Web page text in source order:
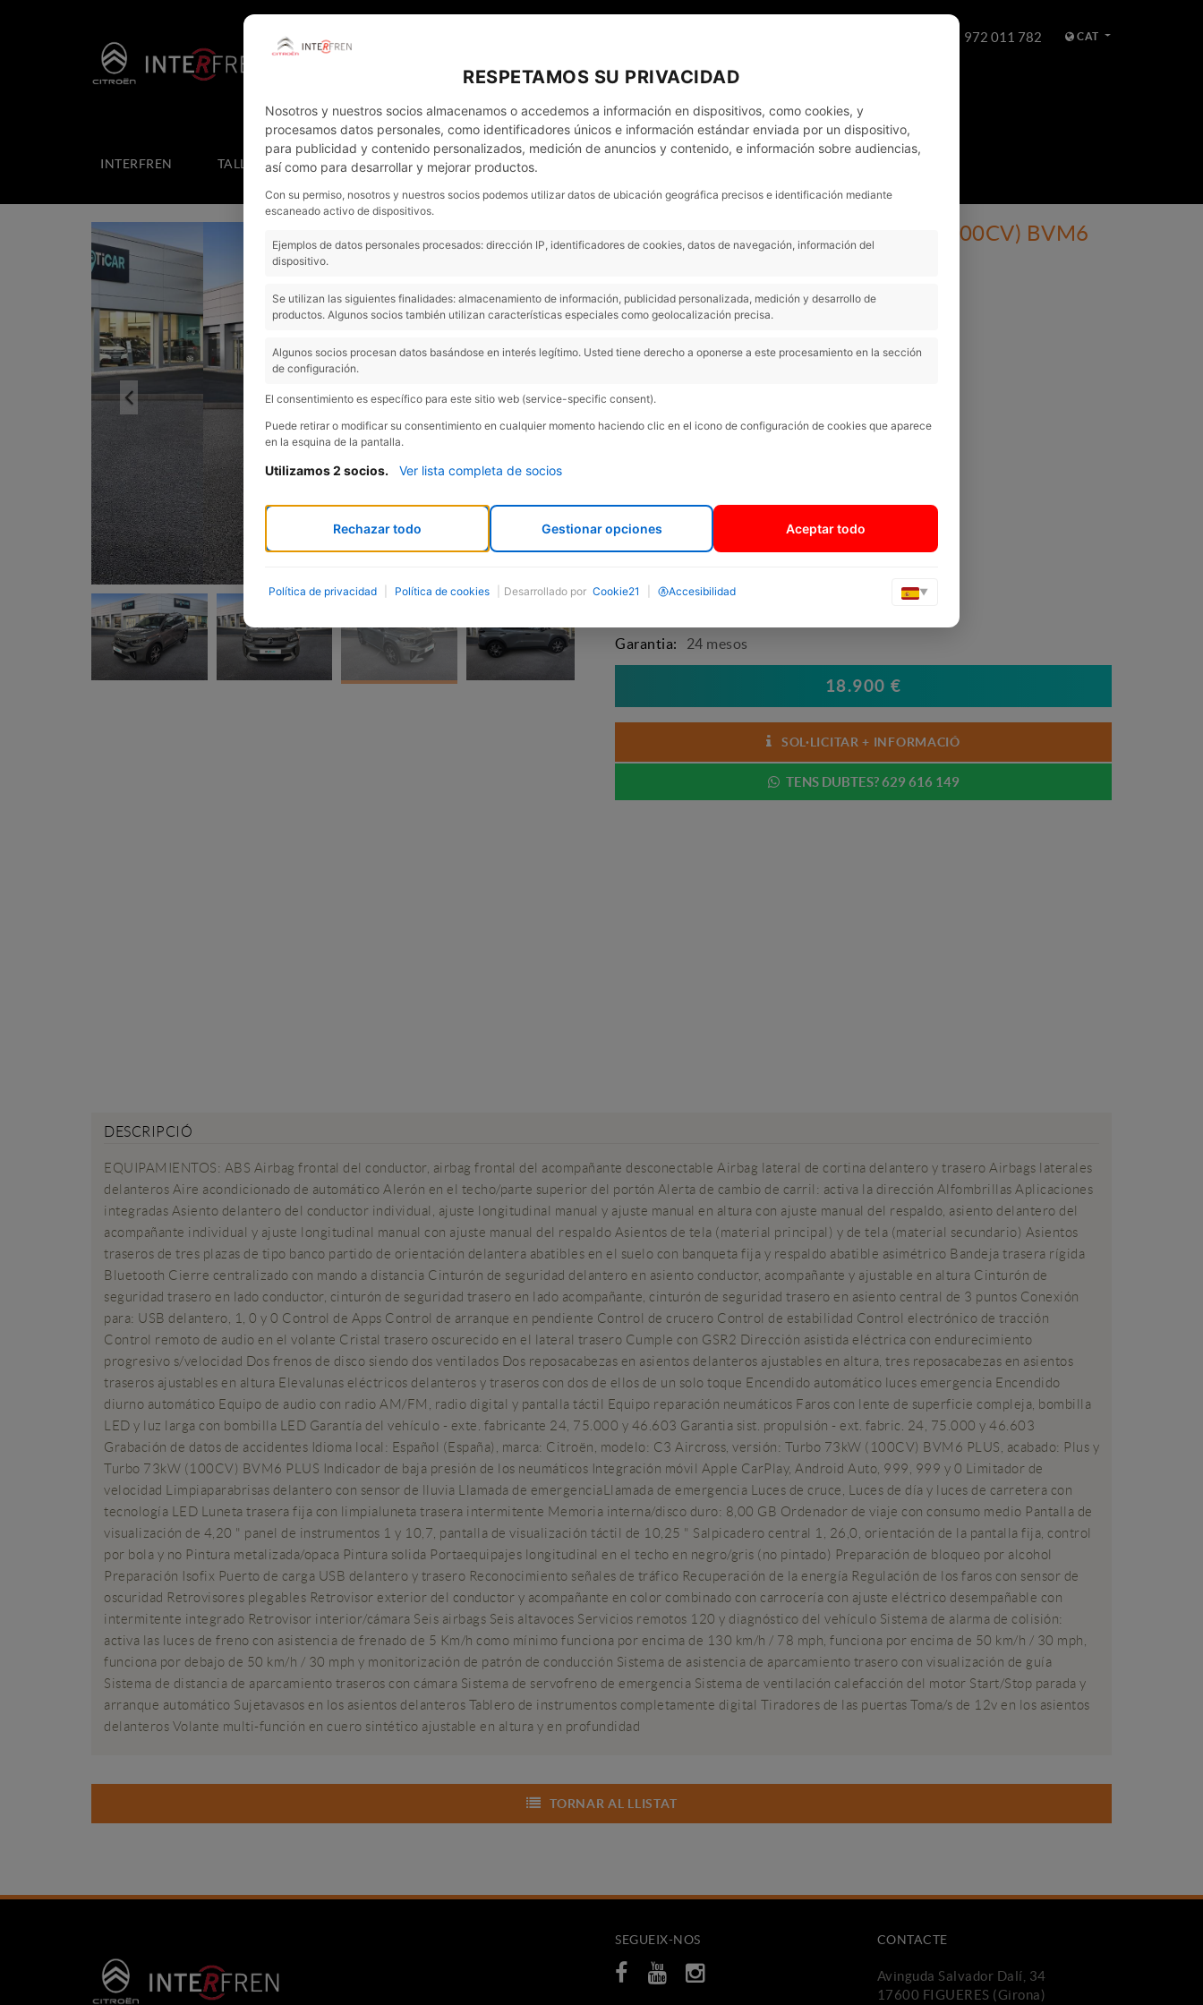
CAT
972 011 782
INTERFREN TALLER COTXES NOUS EMPRESES
Previous Next
Citroën C3 Aircross Turbo 73kW (100CV) BVM6
Plus
Gris
Plus
Any: 2025
Km: 19818
Cilindrada: 1199 c.c.
Garantia:
24 mesos
18.900 €
SOL·LICITAR + INFORMACIÓ
TENS DUBTES? 629 616 149
DESCRIPCIÓ
EQUIPAMIENTOS: ABS Airbag frontal del conductor, airbag frontal del acompañante desconectable Airbag lateral de cortina delantero y trasero Airbags laterales
delanteros Aire acondicionado de automático Alerón en el techo/parte superior del portón Alerta de cambio de carril: activa la dirección Alfombrillas Aplicaciones
integradas Asiento delantero del conductor individual, ajuste longitudinal manual y ajuste manual en altura con ajuste manual del respaldo, asiento delantero del
acompañante individual y ajuste longitudinal manual con ajuste manual del respaldo Asientos de tela (material principal) y de tela (material secundario) Asientos
traseros de tres plazas de tipo banco partido de orientación delantera abatibles en el suelo con banqueta fija y respaldo abatible asimétrico Bandeja trasera rígida
Bluetooth Cierre centralizado con mando a distancia Cinturón de seguridad delantero en asiento conductor, acompañante y ajustable en altura Cinturón de
seguridad trasero en lado conductor, cinturón de seguridad trasero en lado acompañante, cinturón de seguridad trasero en asiento central de 3 puntos Conexión
para: USB delantero, 1, 0 y 0 Control de Apps Control de arranque en pendiente Control de crucero Control de estabilidad Control electrónico de tracción
Control remoto de audio en el volante Cristal trasero oscurecido en el lateral trasero Cumple con GSR2 Dirección asistida eléctrica con endurecimiento
progresivo s/velocidad Dos frenos de disco siendo dos ventilados Dos reposacabezas en asientos delanteros ajustables en altura, tres reposacabezas en asientos
traseros ajustables en altura Elevalunas eléctricos delanteros y traseros con dos de ellos de un solo toque Encendido automático luces emergencia Encendido
diurno automático Equipo de audio con radio AM/FM, radio digital y pantalla táctil Equipo reparación neumáticos Faros con lente de superficie compleja, bombilla
LED y luz larga con bombilla LED Garantía del vehículo - exte. fabricante 24, 75.000 y 46.603 Garantia sist. propulsión - ext. fabric. 24, 75.000 y 46.603
Grabación de datos de accidentes Idioma local: Español (España), marca: Citroën, modelo: C3 Aircross, versión: Turbo 73kW (100CV) BVM6 PLUS, acabado: Plus y
Turbo 73kW (100CV) BVM6 PLUS Indicador de baja presión de los neumáticos Integración móvil Apple CarPlay, Android Auto, 999, 999 y 0 Limitador de
velocidad Limpiaparabrisas delantero con sensor de lluvia Llamada de emergenciaLlamada de emergencia Luces de cruce, Luces de día y luces de carretera con
tecnología LED Luneta trasera fija con limpialuneta trasera intermitente Memoria interna/disco duro: 8,00 GB Ordenador de viaje con consumo medio Pantalla de
visualización de 4,20 " panel de instrumentos 1 y 10,7, pantalla de visualización táctil de 10,25 " Salpicadero central 1, 26,0, orientación de la pantalla fija, control
por bola y no Pintura metalizada/opaca Pintura solida Portaequipajes longitudinal en el techo en negro/gris (no pintado) Preparación de bloqueo por alcohol
Preparación Isofix Puerto de carga USB delantero y trasero Reconocimiento señales de tráfico Recuperación de la energía Regulación de los faros con sensor de
oscuridad Retrovisores plegables Retrovisor exterior del conductor y acompañante en color combinado con carrocería con ajuste eléctrico desempañable con
intermitente integrado Retrovisor interior/cámara Seis airbags Seis altavoces Servicios remotos 120 y diagnóstico del vehículo Sistema de alarma de colisión:
activa las luces de freno con asistencia de frenado de 5 Km/h como mínimo funciona por encima de 130 km/h / 78 mph, funciona por encima de 50 km/h / 30 mph,
funciona por debajo de 50 km/h / 30 mph y monitorización de patrón de conducción Sistema de asistencia de aparcamiento trasero con visualización de guía
Sistema de distancia de aparcamiento traseros con cámara Sistema de servofreno de emergencia Sistema de ventilación calefacción del motor Start/Stop parada y
arranque automático Sujetavasos en los asientos delanteros Tablero de instrumentos completamente digital Tiradores de las puertas Toma/s de 12v en los asientos
delanteros Volante multi-función en cuero sintético ajustable en altura y en profundidad
TORNAR AL LLISTAT
SEGUEIX-NOS CONTACTE
Avinguda Salvador Dalí, 34
17600 FIGUERES (Girona)
RESPETAMOS SU PRIVACIDAD
Nosotros y nuestros socios almacenamos o accedemos a información en dispositivos, como cookies, y
procesamos datos personales, como identificadores únicos e información estándar enviada por un dispositivo,
para publicidad y contenido personalizados, medición de anuncios y contenido, e información sobre audiencias,
así como para desarrollar y mejorar productos.
Con su permiso, nosotros y nuestros socios podemos utilizar datos de ubicación geográfica precisos e identificación mediante
escaneado activo de dispositivos.
Ejemplos de datos personales procesados: dirección IP, identificadores de cookies, datos de navegación, información del
dispositivo.
Se utilizan las siguientes finalidades: almacenamiento de información, publicidad personalizada, medición y desarrollo de
productos. Algunos socios también utilizan características especiales como geolocalización precisa.
Algunos socios procesan datos basándose en interés legítimo. Usted tiene derecho a oponerse a este procesamiento en la sección
de configuración.
El consentimiento es específico para este sitio web (service-specific consent).
Puede retirar o modificar su consentimiento en cualquier momento haciendo clic en el icono de configuración de cookies que aparece
en la esquina de la pantalla.
Utilizamos 2 socios. Ver lista completa de socios
Rechazar todo Gestionar opciones Aceptar todo
Política de privacidad Política de cookies Desarrollado por Cookie21 Accesibilidad ▼